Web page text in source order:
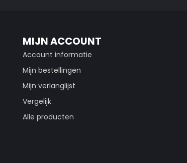
MIJN ACCOUNT
Account informatie
Mijn bestellingen
Mijn verlanglijst
Vergelijk
Alle producten